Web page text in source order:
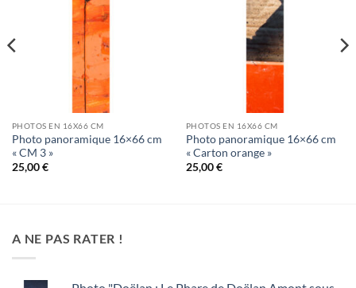
PHOTOS EN 16X66 CM
Photo panoramique 16×66 cm
« CM 3 »
25,00€
PHOTOS EN 16X66 CM
Photo panoramique 16×66 cm
« Carton orange »
25,00€
A NE PAS RATER !